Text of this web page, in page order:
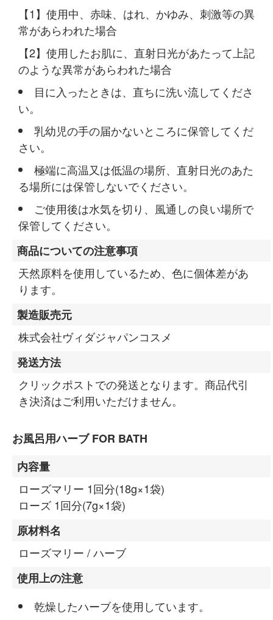
使用中、赤味、はれ、かゆみ、刺激等の異
常があらわれた場合
使用したお肌に、直射日光があたって上記
のような異常があらわれた場合
目に入ったときは、直ちに洗い流してくださ
い。
乳幼児の手の届かないところに保管してくだ
さい。
極端に高温又は低温の場所、直射日光のあた
る場所には保管しないでください。
ご使用後は水気を切り、風通しの良い場所で
保管してください。
商品についての注意事項
天然原料を使用しているため、色に個体差があ
ります。
製造販売元
株式会社ヴィダジャパンコスメ
発送方法
クリックポストでの発送となります。商品代引
き決済はご利用いただけません。
お風呂用ハーブ FOR BATH
内容量
ローズマリー 1回分(18g×1袋)
ローズ 1回分(7g×1袋)
原材料名
ローズマリー / ハーブ
使用上の注意
乾燥したハーブを使用しています。